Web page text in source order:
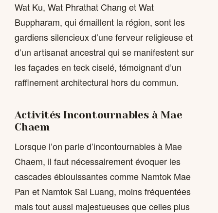
Wat Ku, Wat Phrathat Chang et Wat
Buppharam, qui émaillent la région, sont les
gardiens silencieux d’une ferveur religieuse et
d’un artisanat ancestral qui se manifestent sur
les façades en teck ciselé, témoignant d’un
raffinement architectural hors du commun.
Activités Incontournables à Mae
Chaem
Lorsque l’on parle d’incontournables à Mae
Chaem, il faut nécessairement évoquer les
cascades éblouissantes comme Namtok Mae
Pan et Namtok Sai Luang, moins fréquentées
mais tout aussi majestueuses que celles plus